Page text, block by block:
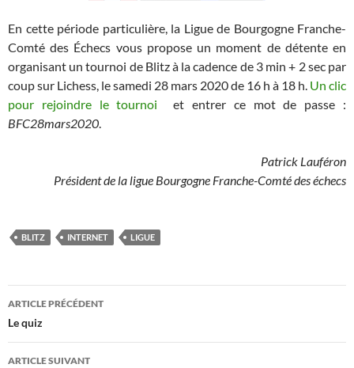
En cette période particulière, la Ligue de Bourgogne Franche-
Comté des Échecs vous propose un moment de détente en
organisant un tournoi de Blitz à la cadence de 3 min + 2 sec par
coup sur Lichess, le samedi 28 mars 2020 de 16 h à 18 h. Un clic
pour rejoindre le tournoi et entrer ce mot de passe :
BFC28mars2020.
Patrick Lauféron
Président de la ligue Bourgogne Franche-Comté des échecs
BLITZ INTERNET LIGUE
Navigation
des
articles
ARTICLE PRÉCÉDENT
Le quiz
ARTICLE SUIVANT